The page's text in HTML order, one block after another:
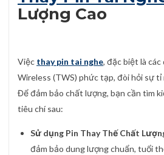
Lượng Cao
Việc thay pin tai nghe, đặc biệt là
Wireless (TWS) phức tạp, đòi hỏi sự tỉ
Để đảm bảo chất lượng, bạn cần tìm
tiêu chí sau:
Sử dụng Pin Thay Thế Chất
đảm bảo dung lượng chuẩn, tuổi